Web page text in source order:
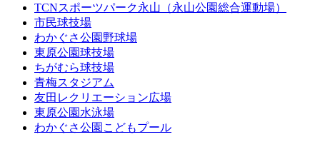
TCNスポーツパーク永山（永山公園総合運動場）
市民球技場
わかぐさ公園野球場
東原公園球技場
ちがむら球技場
青梅スタジアム
友田レクリエーション広場
東原公園水泳場
わかぐさ公園こどもプール